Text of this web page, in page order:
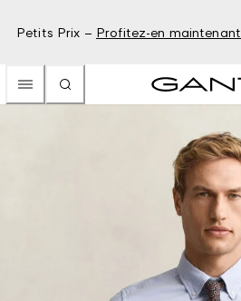
Petits Prix – Profitez-en maintenant